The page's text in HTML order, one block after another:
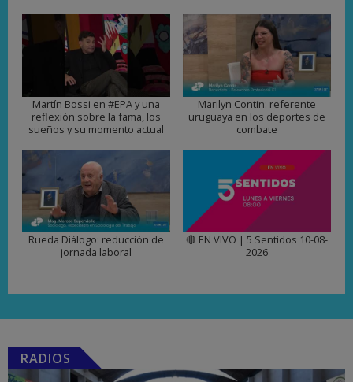
Martín Bossi en #EPA y una
reflexión sobre la fama, los
sueños y su momento actual
Marilyn Contin: referente
uruguaya en los deportes de
combate
Rueda Diálogo: reducción de
jornada laboral
🔴 EN VIVO | 5 Sentidos 10-08-
2026
RADIOS